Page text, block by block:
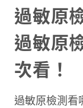
過敏原
過敏原
次看！
過敏原檢測看